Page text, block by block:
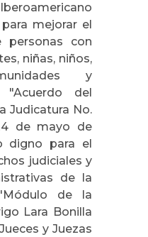
mejorar el
personas con
niñas, niños,
y
"Acuerdo del
Judicatura No.
de mayo de
digno para el
judiciales y
de la
de la
Lara Bonilla
y Juezas